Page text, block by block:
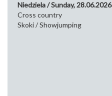
Niedziela / Sunday, 28.06.2026
Cross country
Skoki / Showjumping